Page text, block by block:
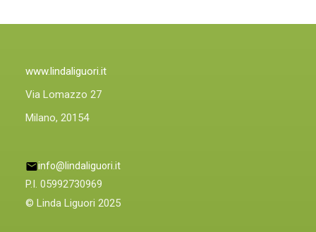
www.lindaliguori.it
Via Lomazzo 27
Milano, 20154
info@lindaliguori.it
P.I. 05992730969
© Linda Liguori 2025